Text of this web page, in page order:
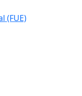
(FUE)